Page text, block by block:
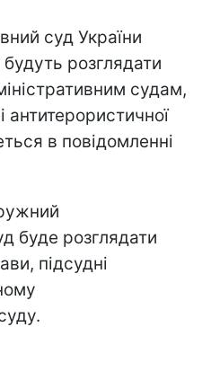
суд України
розглядати
судам,
антитерористичної
в повідомленні
буде розглядати
підсудні